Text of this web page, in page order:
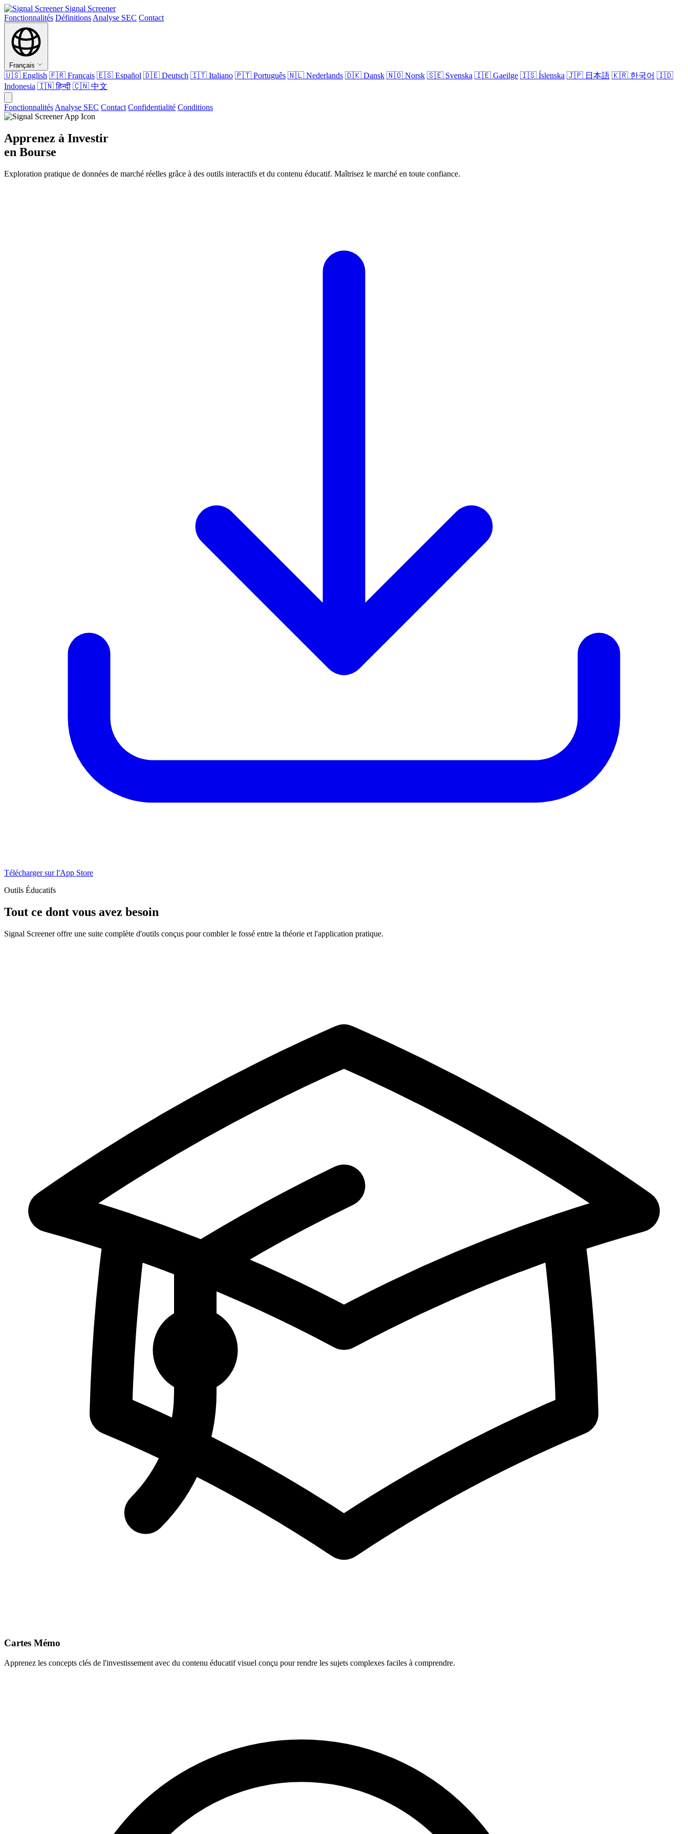
Signal Screener
Fonctionnalités Définitions Analyse SEC Contact
Français
🇺🇸 English 🇫🇷 Français 🇪🇸 Español 🇩🇪 Deutsch 🇮🇹 Italiano 🇵🇹 Português 🇳🇱 Nederlands 🇩🇰 Dansk 🇳🇴 Norsk 🇸🇪 Svenska 🇮🇪 Gaeilge 🇮🇸 Íslenska 🇯🇵 日本語 🇰🇷 한국어 🇮🇩
Indonesia 🇮🇳हिन्दी 🇨🇳 中文
Fonctionnalités Analyse SEC Contact Confidentialité Conditions
Apprenez à Investir
en Bourse
Exploration pratique de données de marché réelles grâce à des outils interactifs et du contenu éducatif. Maîtrisez le marché en toute confiance.
Télécharger sur l'App Store
Outils Éducatifs
Tout ce dont vous avez besoin
Signal Screener offre une suite complète d'outils conçus pour combler le fossé entre la théorie et l'application pratique.
Cartes Mémo
Apprenez les concepts clés de l'investissement avec du contenu éducatif visuel conçu pour rendre les sujets complexes faciles à comprendre.